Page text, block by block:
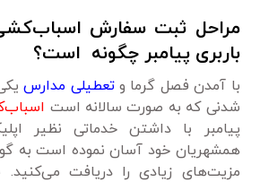
مراحل ثبت سفارش
باربری پیامبر چگونه است؟
با آمدن فصل گرما وتعطیلی مدارس
شدنی که به صورت سالانه است
پیامبر با داشتن خدماتی نظیر
همشهریان خود آسان نموده است به
مزیت‌های زیادی را دریافت